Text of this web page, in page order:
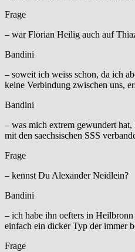
Frage
– war Florian Heilig auch auf
Bandini
– soweit ich weiss schon, da ich
keine Verbindung zwischen uns,
Bandini
– was mich extrem gewundert
mit den saechsischen SSS
Frage
– kennst Du Alexander Neidlein?
Bandini
– ich habe ihn oefters in
einfach ein dicker Typ der immer
Frage